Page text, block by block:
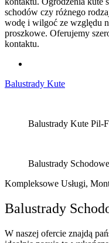
schodów czy różnego
wodę i wilgoć ze względu
proszkowe. Oferujemy
kontaktu.
Balustrady Kute
Balustrady Kute Pil-
Balustrady
Kompleksowe Usługi,
Balustrady
W naszej ofercie znajdą